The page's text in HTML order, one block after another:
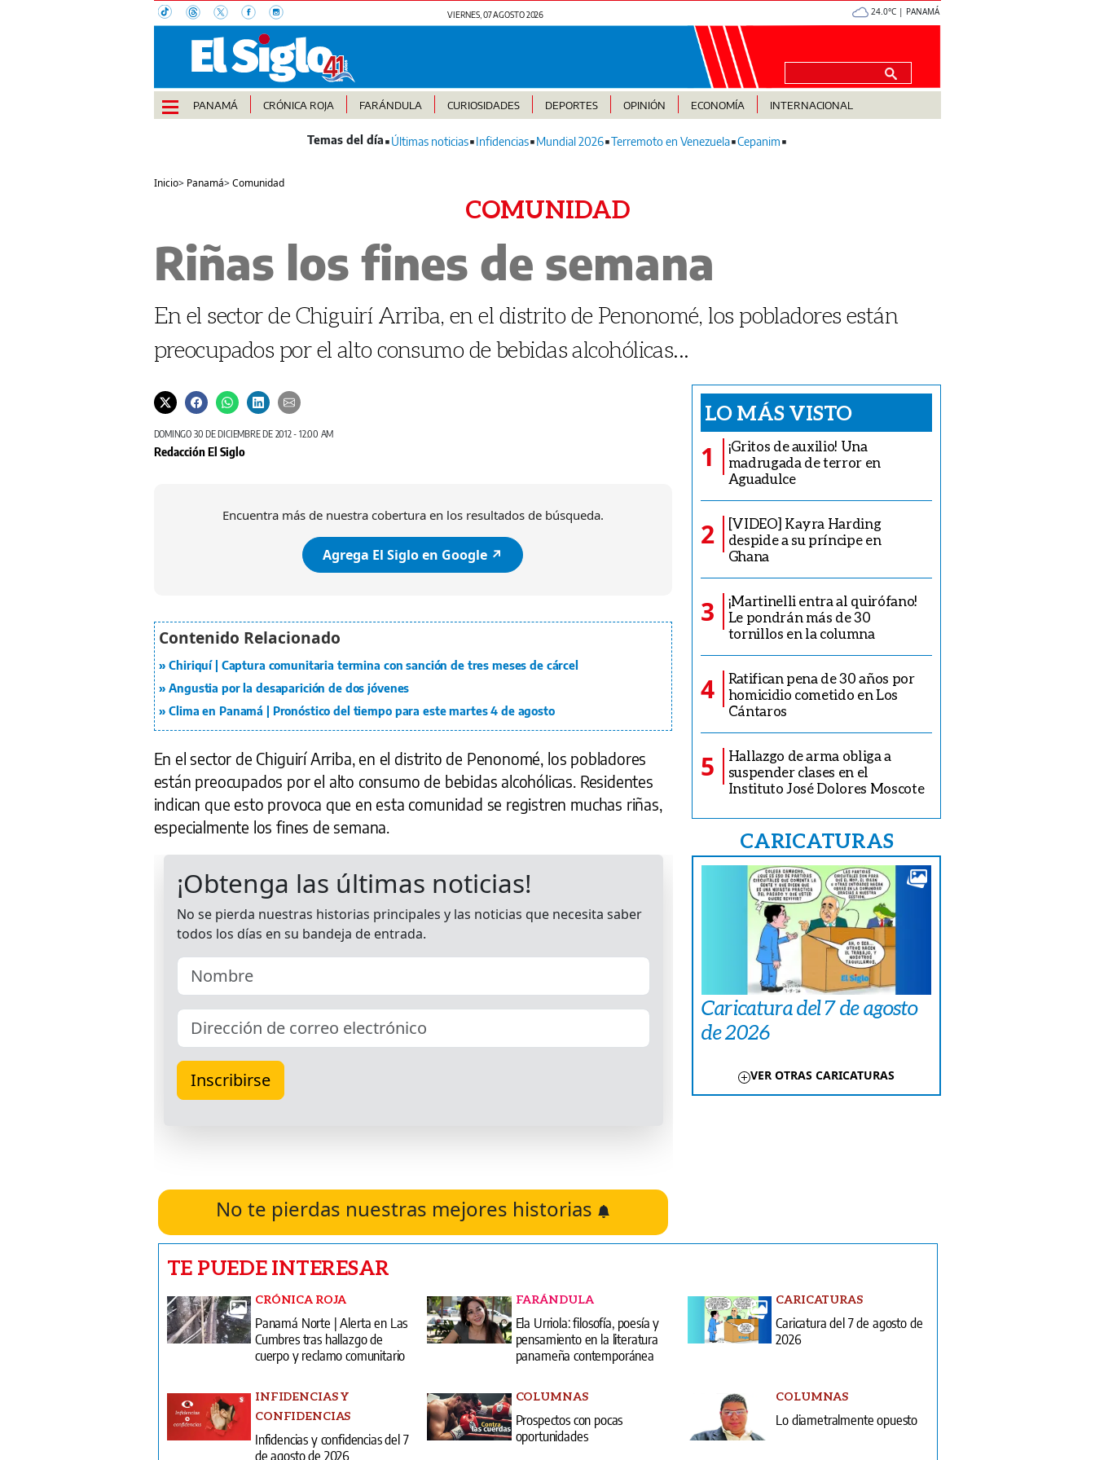
VIERNES, 07 AGOSTO 2026 24.0°C | PANAMÁ
PANAMÁ CRÓNICA ROJA FARÁNDULA CURIOSIDADES DEPORTES OPINIÓN ECONOMÍA INTERNACIONAL
Últimas noticias Infidencias Mundial 2026 Terremoto en Venezuela Cepanim
Inicio> Panamá>Comunidad
COMUNIDAD
Riñas los fines de semana
En el sector de Chiguirí Arriba, en el distrito de Penonomé, los pobladores están
preocupados por el alto consumo de bebidas alcohólicas...
DOMINGO 30 DE DICIEMBRE DE 2012 - 12:00 AM
Redacción El Siglo
Encuentra más de nuestra cobertura en los resultados de búsqueda.
Agrega El Siglo en Google ↗️
Chiriquí | Captura comunitaria termina con sanción de tres meses de cárcel
Angustia por la desaparición de dos jóvenes
Clima en Panamá | Pronóstico del tiempo para este martes 4 de agosto
En el sector de Chiguirí Arriba, en el distrito de Penonomé, los pobladores
están preocupados por el alto consumo de bebidas alcohólicas. Residentes
indican que esto provoca que en esta comunidad se registren muchas riñas,
especialmente los fines de semana.
No te pierdas nuestras mejores historias
LO MÁS VISTO
1
¡Gritos de auxilio! Una
madrugada de terror en
Aguadulce
2
[VIDEO] Kayra Harding
despide a su príncipe en
Ghana
3
¡Martinelli entra al quirófano!
Le pondrán más de 30
tornillos en la columna
4
Ratifican pena de 30 años por
homicidio cometido en Los
Cántaros
5
Hallazgo de arma obliga a
suspender clases en el
Instituto José Dolores Moscote
CARICATURAS
Caricatura del 7 de agosto
de 2026
VER OTRAS CARICATURAS
TE PUEDE INTERESAR
CRÓNICA ROJA
Panamá Norte | Alerta en Las
Cumbres tras hallazgo de
cuerpo y reclamo comunitario
FARÁNDULA
Ela Urriola: filosofía, poesía y
pensamiento en la literatura
panameña contemporánea
CARICATURAS
Caricatura del 7 de agosto de
2026
INFIDENCIAS Y
CONFIDENCIAS
Infidencias y confidencias del 7
de agosto de 2026
COLUMNAS
Prospectos con pocas
oportunidades
COLUMNAS
Lo diametralmente opuesto